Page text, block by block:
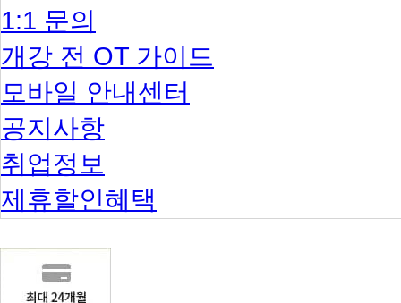
1:1 문의
개강 전 OT 가이드
모바일 안내센터
공지사항
취업정보
제휴할인혜택